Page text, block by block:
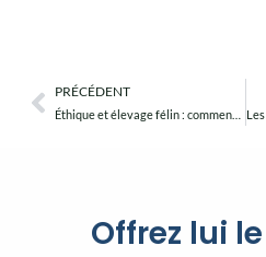
Précédent
PRÉCÉDENT
Offrez lui